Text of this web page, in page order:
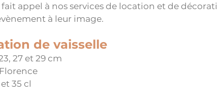
appel à nos services de location et de
à leur image.
de vaisselle
27 et 29 cm
35 cl